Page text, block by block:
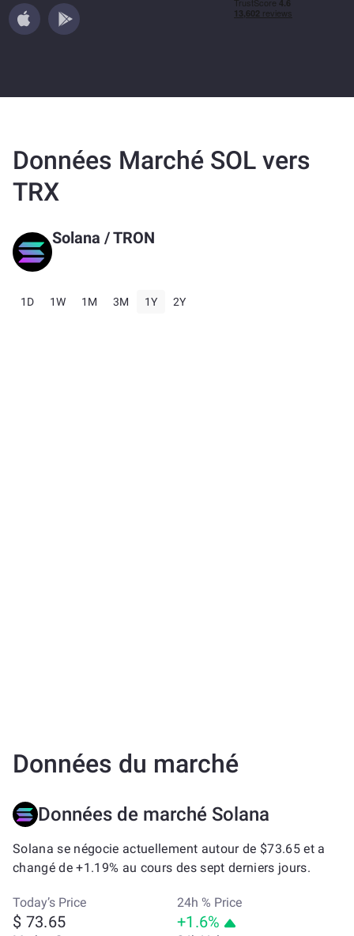
Données Marché SOL vers
TRX
Solana /TRON
1D 1W 1M 3M 1Y 2Y
Données du marché
Données de marché Solana
Solana se négocie actuellement autour de $73.65 et a
changé de +1.19% au cours des sept derniers jours.
Today’s Price
$ 73.65
24h % Price
+1.6%